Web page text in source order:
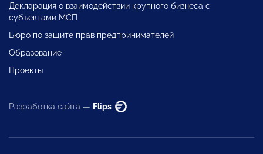
Декларация о взаимодействии крупного бизнеса с
субъектами МСП
Бюро по защите прав предпринимателей
Образование
Проекты
Разработка сайта — Flips